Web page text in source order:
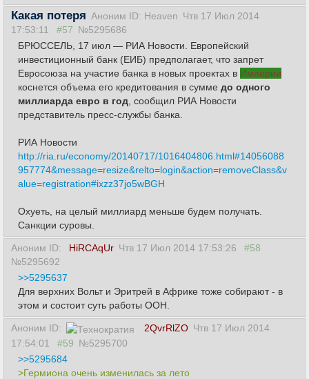
Какая потеря Аноним ID: Heaven Чтв 17 Июл 2014
17:53:11
#57 №5295686
БРЮССЕЛЬ, 17 июл — РИА Новости. Европейский
инвестиционный банк (ЕИБ) предполагает, что запрет
Евросоюза на участие банка в новых проектах в Империи
коснется объема его кредитования в сумме до одного
миллиарда евро в год, сообщил РИА Новости
представитель пресс-службы банка.
РИА Новости
http://ria.ru/economy/20140717/1016404806.html#14056088
957774&message=resize&relto=login&action=removeClass&v
alue=registration#ixzz37jo5wBGH
Охуеть, на целый миллиард меньше будем получать.
Санкции суровы.
Аноним ID: HiRCAqUr Чтв 17 Июл 2014 17:53:26
#58
№5295692
>>5295637
Для верхних Вольт и Эритрей в Африке тоже собирают - в
этом и состоит суть работы ООН.
Аноним ID: 2QvrRlZO Чтв 17 Июл 2014
17:54:01
#59 №5295700
>>5295684
>Гермиона очень изменилась за лето